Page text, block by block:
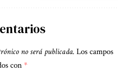
no será publicada. Los campos
con*